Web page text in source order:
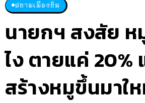
สยามเมืองยิ้ม
นายกฯ สงสัย ห
ไง ตายแค่ 20%
สร้างหมูขึ้นมาใ